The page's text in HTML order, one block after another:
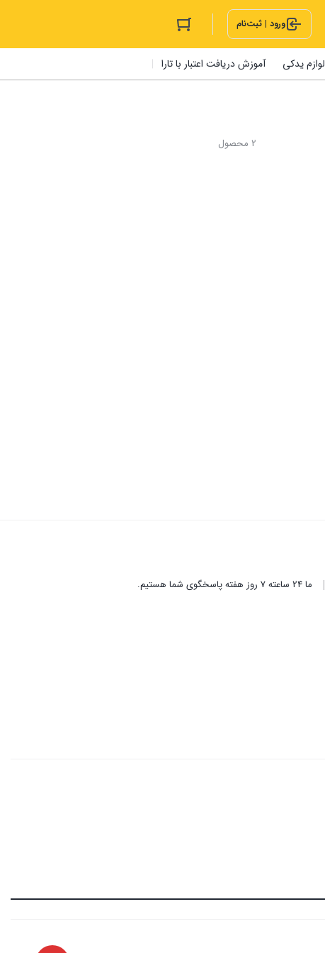
ورود | ثبت‌نام
لوازم یدکی آموزش دریافت اعتبار با تارا
2 محصول
ما 24 ساعته 7 روز هفته پاسخگوی شما هستیم.